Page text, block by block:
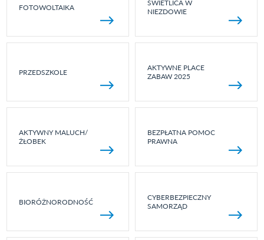
FOTOWOLTAIKA
ŚWIETLICA W
NIEZDOWIE
PRZEDSZKOLE
AKTYWNE PLACE
ZABAW 2025
AKTYWNY MALUCH/
ŻŁOBEK
BEZPŁATNA POMOC
PRAWNA
BIORÓŻNORODNOŚĆ
CYBERBEZPIECZNY
SAMORZĄD